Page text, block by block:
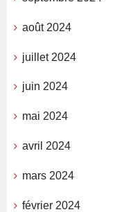
août 2024
juillet 2024
juin 2024
mai 2024
avril 2024
mars 2024
février 2024